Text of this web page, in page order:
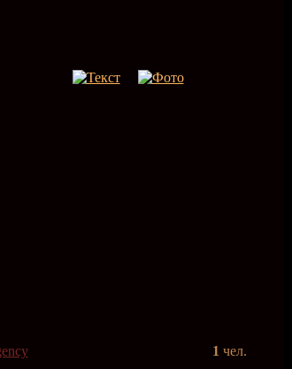
1 чел.